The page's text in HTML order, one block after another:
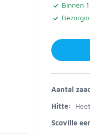
Binnen
Aantal
Hitte:
Heet
Scoville